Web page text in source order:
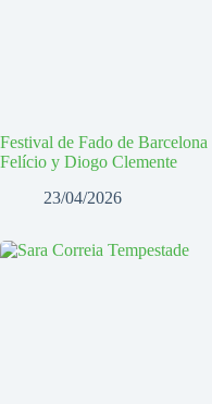
Festival de Fado de
Felício y Diogo Clemente
23/04/2026